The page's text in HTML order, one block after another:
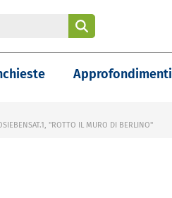
Approfondimenti
"ROTTO IL MURO DI BERLINO"